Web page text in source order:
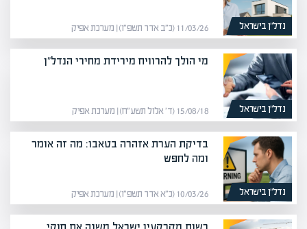
נדל”ן בישראל 11/03/26 (כ״ב אדר תשפ״ו) | מערכת אפיק
נדל”ן בישראל
מי הולך להרוויח מירידת מחירי הנדל"ן
15/08/18 (ד׳ אלול תשע״ח) | מערכת אפיק
נדל”ן בישראל
בדיקת הערת אזהרה בטאבו: מה זה אומר
ומה לחפש
10/03/26 (כ״א אדר תשפ״ו) | מערכת אפיק